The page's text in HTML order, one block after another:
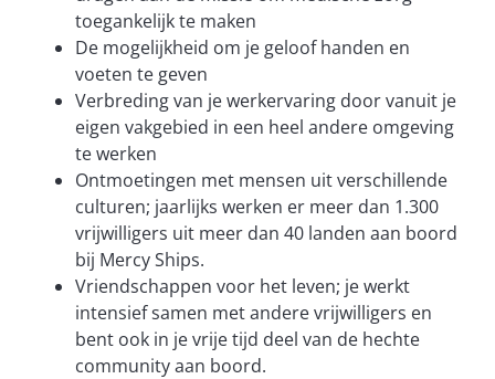
toegankelijk te maken
De mogelijkheid om je geloof handen en
voeten te geven
Verbreding van je werkervaring door vanuit je
eigen vakgebied in een heel andere omgeving
te werken
Ontmoetingen met mensen uit verschillende
culturen; jaarlijks werken er meer dan 1.300
vrijwilligers uit meer dan 40 landen aan boord
bij Mercy Ships.
Vriendschappen voor het leven; je werkt
intensief samen met andere vrijwilligers en
bent ook in je vrije tijd deel van de hechte
community aan boord.